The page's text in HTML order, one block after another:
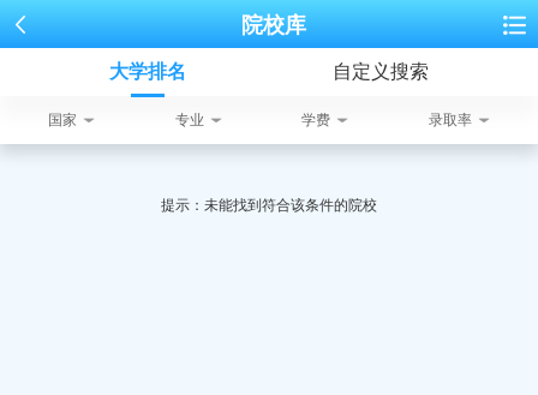
院校库
大学排名 自定义搜索
国家 专业 学费 录取率
提示：未能找到符合该条件的院校